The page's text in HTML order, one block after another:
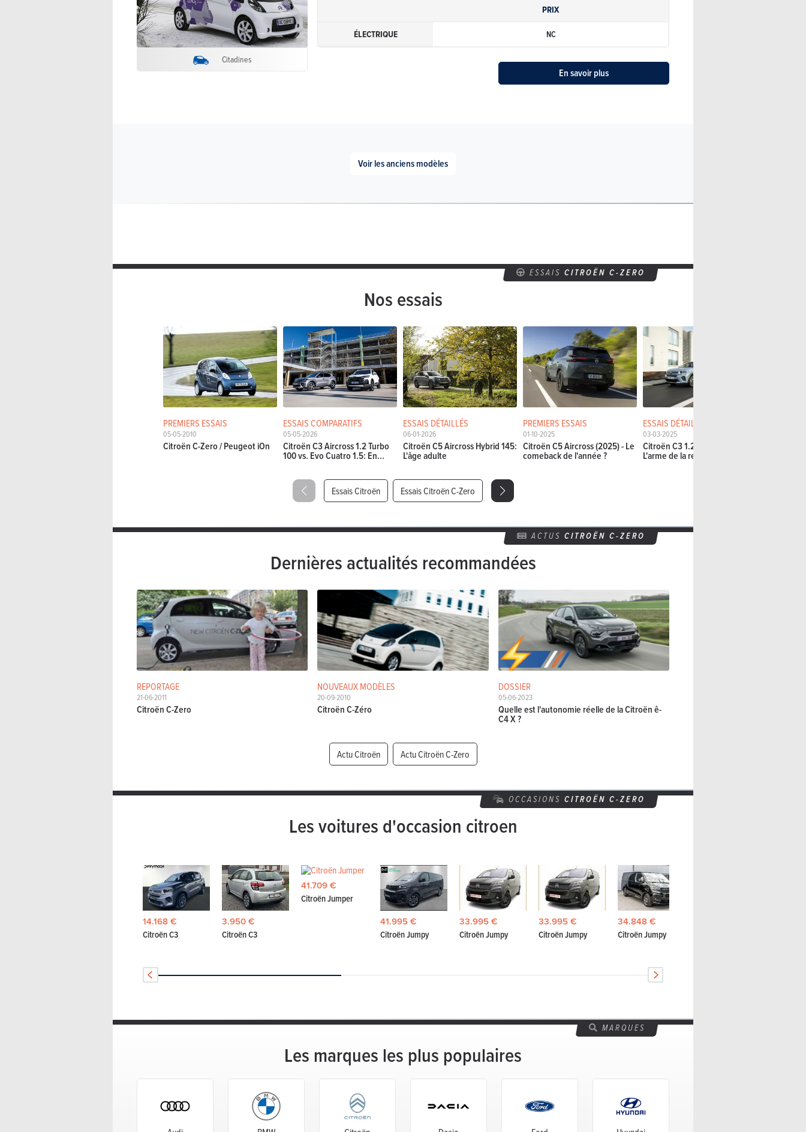
Citadines
PRIX
ÉLECTRIQUE
NC
En savoir plus
Voir les anciens modèles
ESSAIS CITROËN C-ZERO
Nos essais
PREMIERS ESSAIS
05-05-2010
Citroën C-Zero / Peugeot iOn
ESSAIS COMPARATIFS
05-05-2026
Citroën C3 Aircross 1.2 Turbo
100 vs. Evo Cuatro 1.5: En...
ESSAIS DÉTAILLÉS
06-01-2026
Citroën C5 Aircross Hybrid 145:
L'âge adulte
PREMIERS ESSAIS
01-10-2025
Citroën C5 Aircross (2025) - Le
comeback de l'année ?
ESSAIS DÉTAILLÉS
03-03-2025
Citroën C3 1.2 Turbo 100:
L'arme de la reconquête
Essais Citroën Essais Citroën C-Zero
ACTUS CITROËN C-ZERO
Dernières actualités recommandées
REPORTAGE
21-06-2011
Citroën C-Zero
NOUVEAUX MODÈLES
20-09-2010
Citroën C-Zéro
DOSSIER
05-06-2023
Quelle est l'autonomie réelle de la Citroën ê-
C4 X ?
Actu Citroën Actu Citroën C-Zero
OCCASIONS CITROËN C-ZERO
Les voitures d'occasion citroen
14.168 €
Citroën C3
3.950 €
Citroën C3
41.709 €
Citroën Jumper
41.995 €
Citroën Jumpy
33.995 €
Citroën Jumpy
33.995 €
Citroën Jumpy
34.848 €
Citroën Jumpy
MARQUES
Les marques les plus populaires